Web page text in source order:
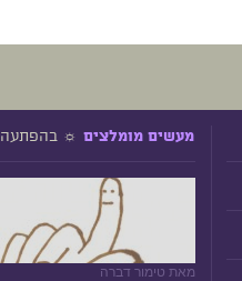
מעשים מומלצים ☼ בהפתעה
מאת טימור דברה